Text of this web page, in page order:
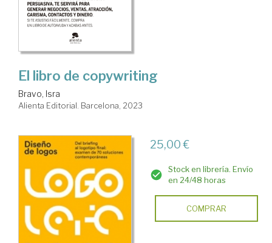
El libro de copywriting
Bravo, Isra
Alienta Editorial. Barcelona, 2023
25,00 €
Stock en librería. Envío
en 24/48 horas
COMPRAR